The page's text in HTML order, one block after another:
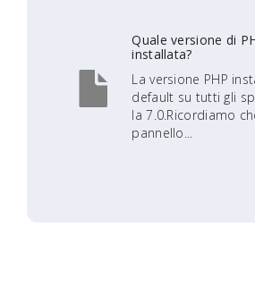
Quale versione di
installata?
La versione PHP
default su tutti gli
la 7.0.Ricordiamo
pannello...